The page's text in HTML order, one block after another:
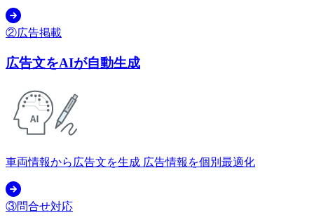
②広告掲載
広告文をAIが自動生成
車両情報から広告文を生成 広告情報を個別最適化
③問合せ対応